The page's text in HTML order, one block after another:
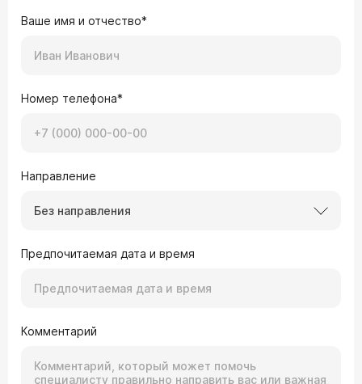
Ваше имя и отчество*
Номер телефона*
Направление
Без направления
Предпочитаемая дата и время
Комментарий